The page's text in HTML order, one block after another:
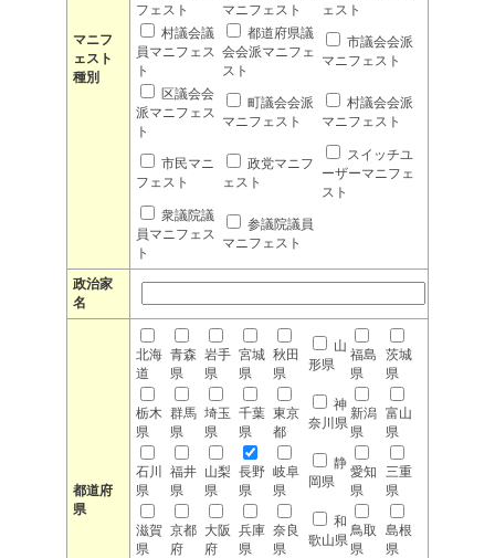
マニフ
ェスト
種別
フェスト
マニフェスト
ェスト
村議会議
員マニフェス
ト
都道府県議
会会派マニフェ
スト
市議会会派
マニフェスト
区議会会
派マニフェス
ト
町議会会派
マニフェスト
村議会会派
マニフェスト
市民マニ
フェスト
政党マニフ
ェスト
スイッチユ
ーザーマニフェ
スト
衆議院議
員マニフェス
ト
参議院議員
マニフェスト
政治家
名
都道府
県
北海
道
青森
県
岩手
県
宮城
県
秋田
県
山
形県
福島
県
茨城
県
栃木
県
群馬
県
埼玉
県
千葉
県
東京
都
神
奈川県
新潟
県
富山
県
石川
県
福井
県
山梨
県
長野
県
岐阜
県
静
岡県
愛知
県
三重
県
滋賀
県
京都
府
大阪
府
兵庫
県
奈良
県
和
歌山県
鳥取
県
島根
県